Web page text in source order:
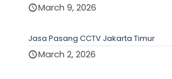
March 9, 2026
Jasa Pasang CCTV Jakarta Timur
March 2, 2026